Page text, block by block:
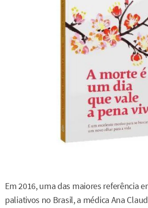
Em 2016, uma das maiores referência
paliativos no Brasil, a médica Ana